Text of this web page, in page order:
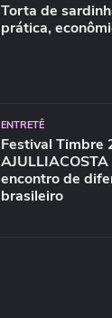
Torta de
prática,
ENTRETÊ
Festival Timbre
encontro de
brasileiro